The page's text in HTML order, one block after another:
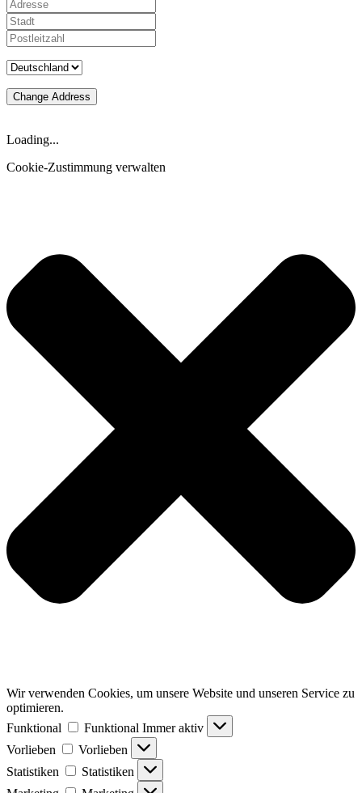
Change Address
Loading...
Cookie-Zustimmung verwalten
Wir verwenden Cookies, um unsere Website und unseren Service zu
optimieren.
Funktional
Funktional Immer aktiv
Vorlieben
Vorlieben
Statistiken
Statistiken